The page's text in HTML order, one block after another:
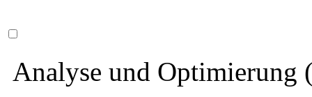
Analyse und Optimierung